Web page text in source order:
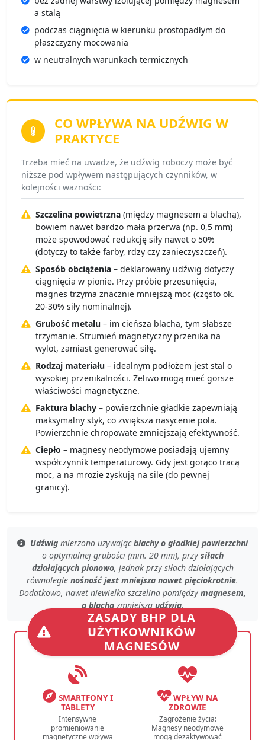
a stalą
podczas ciągnięcia w kierunku prostopadłym do
płaszczyzny mocowania
w neutralnych warunkach termicznych
CO WPŁYWA NA UDŹWIG W
PRAKTYCE
Trzeba mieć na uwadze, że udźwig roboczy może być
niższe pod wpływem następujących czynników, w
kolejności ważności:
Szczelina powietrzna (między magnesem a blachą),
bowiem nawet bardzo mała przerwa (np. 0,5 mm)
może spowodować redukcję siły nawet o 50%
(dotyczy to także farby, rdzy czy zanieczyszczeń).
Sposób obciążenia – deklarowany udźwig dotyczy
ciągnięcia w pionie. Przy próbie przesunięcia,
magnes trzyma znacznie mniejszą moc (często ok.
20-30% siły nominalnej).
Grubość metalu – im cieńsza blacha, tym słabsze
trzymanie. Strumień magnetyczny przenika na
wylot, zamiast generować siłę.
Rodzaj materiału – idealnym podłożem jest stal o
wysokiej przenikalności. Żeliwo mogą mieć gorsze
właściwości magnetyczne.
Faktura blachy – powierzchnie gładkie zapewniają
maksymalny styk, co zwiększa nasycenie pola.
Powierzchnie chropowate zmniejszają efektywność.
Ciepło – magnesy neodymowe posiadają ujemny
współczynnik temperaturowy. Gdy jest gorąco tracą
moc, a na mrozie zyskują na sile (do pewnej
granicy).
Udźwig mierzono używającblachy o gładkiej powierzchni
o optymalnej grubości (min. 20 mm), przy siłach
działających pionowo, jednak przy siłach działających
równolegle nośność jest mniejsza nawet pięciokrotnie.
Dodatkowo, nawet niewielka szczelina pomiędzy magnesem,
a blachązmniejsza udźwig.
ZASADY BHP DLA
UŻYTKOWNIKÓW
MAGNESÓW
SMARTFONY I
TABLETY
Intensywne
promieniowanie
magnetyczne wpływa
WPŁYW NA
ZDROWIE
Zagrożenie życia:
Magnesy neodymowe
mogą dezaktywować